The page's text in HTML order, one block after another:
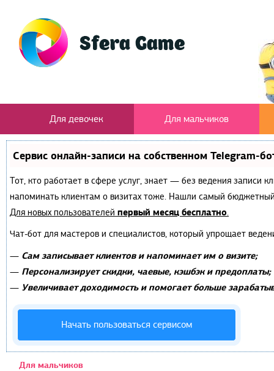
Для девочек Для мальчиков
Сервис онлайн-записи на собственном Telegram-
Тот, кто работает в сфере услуг, знает — без ведения записи
напоминать клиентам о визитах тоже. Нашли самый
Для новых пользователей первый месяц бесплатно.
Чат-бот для мастеров и специалистов, который упрощает
— Сам записывает клиентов и напоминает им о визите;
— Персонализирует скидки, чаевые, кэшбэк и предоплаты;
— Увеличивает доходимость и помогает больше
Начать пользоваться сервисом
Для мальчиков